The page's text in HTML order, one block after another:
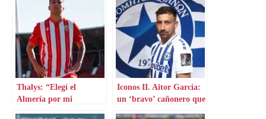
Thalys: “Elegí el
Almería por mi
Iconos II. Aitor García:
un ‘bravo’ cañonero que